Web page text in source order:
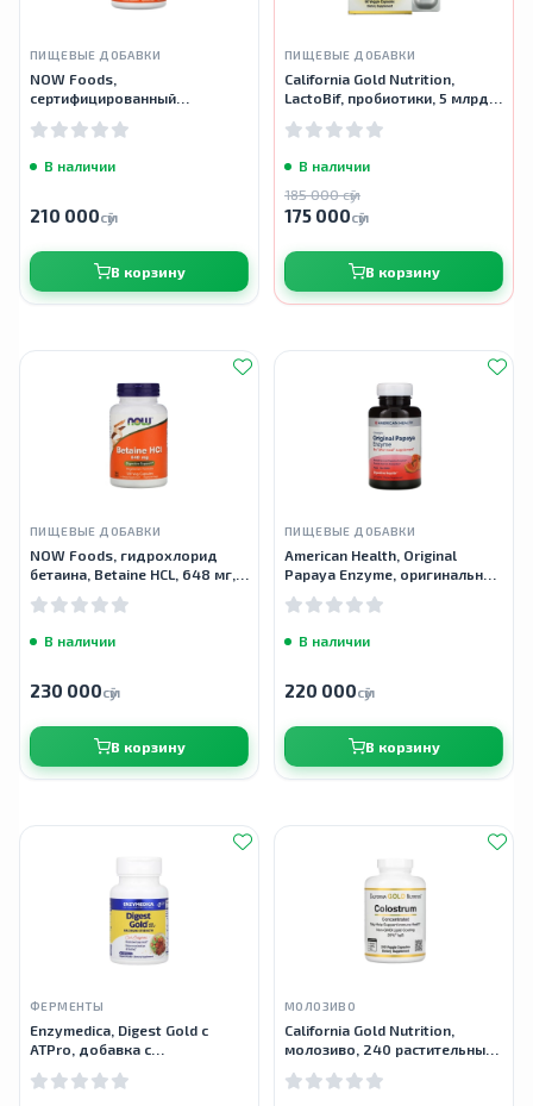
ПИЩЕВЫЕ ДОБАВКИ
NOW Foods,
сертифицированный
пребиотик в чистом порошке,
В наличии
210 000сӯм
В корзину
ПИЩЕВЫЕ ДОБАВКИ
California Gold Nutrition,
LactoBif, пробиотики, 5 млрд
В наличии
185 000 сӯм
175 000сӯм
В корзину
ПИЩЕВЫЕ ДОБАВКИ
NOW Foods, гидрохлорид
бетаина, Betaine HCL, 648 мг,
В наличии
230 000сӯм
В корзину
ПИЩЕВЫЕ ДОБАВКИ
American Health, Original
Papaya Enzyme, оригинальный
жевательных таблеток
В наличии
220 000сӯм
В корзину
ФЕРМЕНТЫ
Enzymedica, Digest Gold с
ATPro, добавка с
ферментами, 45 капсул
МОЛОЗИВО
California Gold Nutrition,
молозиво, 240 растительных